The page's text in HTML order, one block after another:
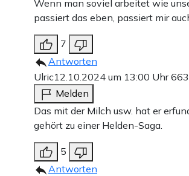
Wenn man soviel arbeitet wie
passiert das eben, passiert mir
7
Antworten
Ulric12.10.2024 um 13:00 Uhr
Melden
Das mit der Milch usw. hat er
gehört zu einer Helden-Saga.
5
Antworten